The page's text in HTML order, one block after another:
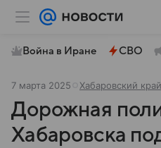
Война в Иране СВО
7 марта 2025 Хабаровский
Дорожная
Хабаровска